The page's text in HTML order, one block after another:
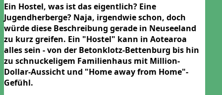
Ein Hostel, was ist das eigentlich? Eine
Jugendherberge? Naja, irgendwie schon, doch
würde diese Beschreibung gerade in Neuseeland
zu kurz greifen. Ein "Hostel" kann in Aotearoa
alles sein - von der Betonklotz-Bettenburg bis hin
zu schnuckeligem Familienhaus mit Million-
Dollar-Aussicht und "Home away from Home"-
Gefühl.